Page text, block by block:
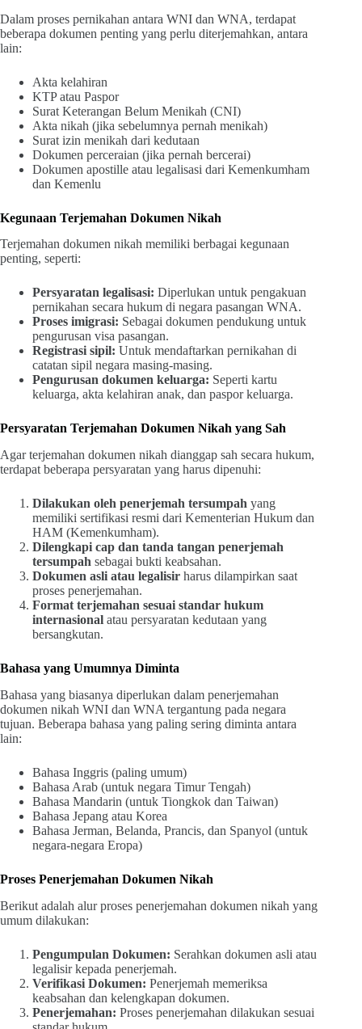
Dalam proses pernikahan antara WNI dan WNA, terdapat
beberapa dokumen penting yang perlu diterjemahkan, antara
lain:
Akta kelahiran
KTP atau Paspor
Surat Keterangan Belum Menikah (CNI)
Akta nikah (jika sebelumnya pernah menikah)
Surat izin menikah dari kedutaan
Dokumen perceraian (jika pernah bercerai)
Dokumen apostille atau legalisasi dari Kemenkumham
dan Kemenlu
Kegunaan Terjemahan Dokumen Nikah
Terjemahan dokumen nikah memiliki berbagai kegunaan
penting, seperti:
Persyaratan legalisasi: Diperlukan untuk pengakuan
pernikahan secara hukum di negara pasangan WNA.
Proses imigrasi: Sebagai dokumen pendukung untuk
pengurusan visa pasangan.
Registrasi sipil: Untuk mendaftarkan pernikahan di
catatan sipil negara masing-masing.
Pengurusan dokumen keluarga: Seperti kartu
keluarga, akta kelahiran anak, dan paspor keluarga.
Persyaratan Terjemahan Dokumen Nikah yang Sah
Agar terjemahan dokumen nikah dianggap sah secara hukum,
terdapat beberapa persyaratan yang harus dipenuhi:
Dilakukan oleh penerjemah tersumpah yang
memiliki sertifikasi resmi dari Kementerian Hukum dan
HAM (Kemenkumham).
Dilengkapi cap dan tanda tangan penerjemah
tersumpah sebagai bukti keabsahan.
Dokumen asli atau legalisir harus dilampirkan saat
proses penerjemahan.
Format terjemahan sesuai standar hukum
internasional atau persyaratan kedutaan yang
bersangkutan.
Bahasa yang Umumnya Diminta
Bahasa yang biasanya diperlukan dalam penerjemahan
dokumen nikah WNI dan WNA tergantung pada negara
tujuan. Beberapa bahasa yang paling sering diminta antara
lain:
Bahasa Inggris (paling umum)
Bahasa Arab (untuk negara Timur Tengah)
Bahasa Mandarin (untuk Tiongkok dan Taiwan)
Bahasa Jepang atau Korea
Bahasa Jerman, Belanda, Prancis, dan Spanyol (untuk
negara-negara Eropa)
Proses Penerjemahan Dokumen Nikah
Berikut adalah alur proses penerjemahan dokumen nikah yang
umum dilakukan:
Pengumpulan Dokumen: Serahkan dokumen asli atau
legalisir kepada penerjemah.
Verifikasi Dokumen: Penerjemah memeriksa
keabsahan dan kelengkapan dokumen.
Penerjemahan: Proses penerjemahan dilakukan sesuai